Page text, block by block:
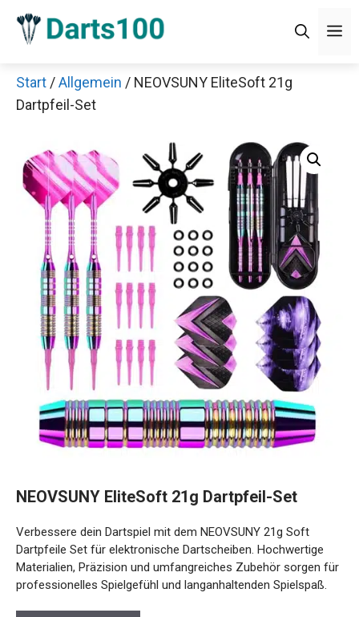
Zum
Inhalt
Start /Allgemein / NEOVSUNY EliteSoft 21g
Dartpfeil-Set
Dartpfeile Set für elektronische Dartscheiben. Hochwertige
Materialien, Präzision und umfangreiches Zubehör sorgen
für professionelles Spielgefühl und langanhaltenden
Spielspaß.
Jetzt anschauen